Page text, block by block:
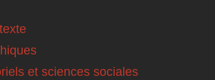
et sciences sociales